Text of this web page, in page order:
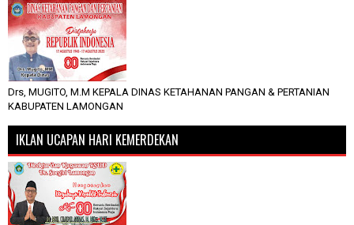
Drs, MUGITO, M.M KEPALA DINAS KETAHANAN PANGAN & PERTANIAN
KABUPATEN LAMONGAN
IKLAN UCAPAN HARI KEMERDEKAN